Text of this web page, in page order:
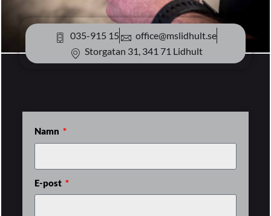
035-915 15
office@mslidhult.se
Storgatan 31, 341 71 Lidhult
Namn
E-post